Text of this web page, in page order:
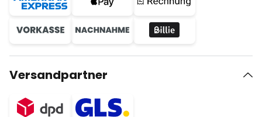
Versandpartner